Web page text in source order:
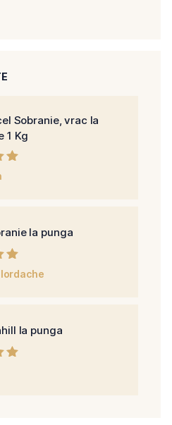
Sobranie, vrac la
1 Kg
la punga
5
la punga